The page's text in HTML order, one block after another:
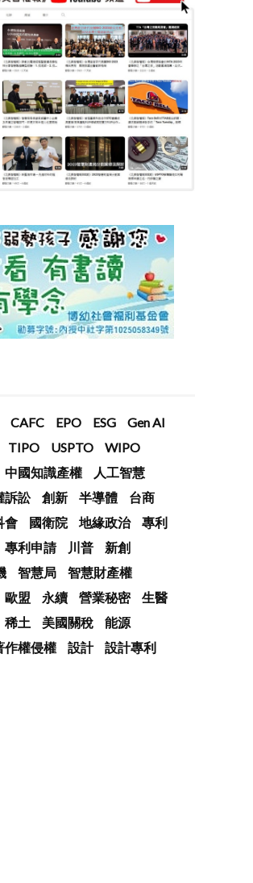
CAFC EPO ESG
Gen AI
TIPO USPTO
WIPO
中國知識產權
人工智慧
訴訟 創新 半導體
台商
會 國衛院 地緣政治
專利
專利申請 川普
新創
智慧局
智慧財產權
歐盟 永續 營業秘密
生醫
稀土 美國關稅
能源
作權侵權 設計
設計專利